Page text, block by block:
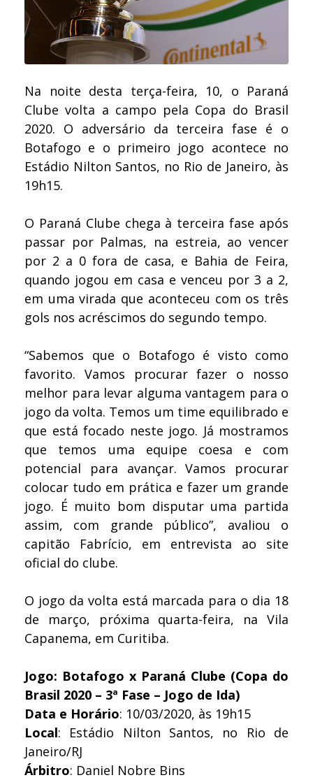
Na noite desta terça-feira, 10, o Paraná
Clube volta a campo pela Copa do Brasil
2020. O adversário da terceira fase é o
Botafogo e o primeiro jogo acontece no
Estádio Nilton Santos, no Rio de Janeiro, às
19h15.
O Paraná Clube chega à terceira fase após
passar por Palmas, na estreia, ao vencer
por 2 a 0 fora de casa, e Bahia de Feira,
quando jogou em casa e venceu por 3 a 2,
em uma virada que aconteceu com os três
gols nos acréscimos do segundo tempo.
“Sabemos que o Botafogo é visto como
favorito. Vamos procurar fazer o nosso
melhor para levar alguma vantagem para o
jogo da volta. Temos um time equilibrado e
que está focado neste jogo. Já mostramos
que temos uma equipe coesa e com
potencial para avançar. Vamos procurar
colocar tudo em prática e fazer um grande
jogo. É muito bom disputar uma partida
assim, com grande público”, avaliou o
capitão Fabrício, em entrevista ao site
oficial do clube.
O jogo da volta está marcada para o dia 18
de março, próxima quarta-feira, na Vila
Capanema, em Curitiba.
Jogo: Botafogo x Paraná Clube (Copa do
Brasil 2020 – 3ª Fase – Jogo de Ida)
Data e Horário: 10/03/2020, às 19h15
Local: Estádio Nilton Santos, no Rio de
Janeiro/RJ
Árbitro: Daniel Nobre Bins